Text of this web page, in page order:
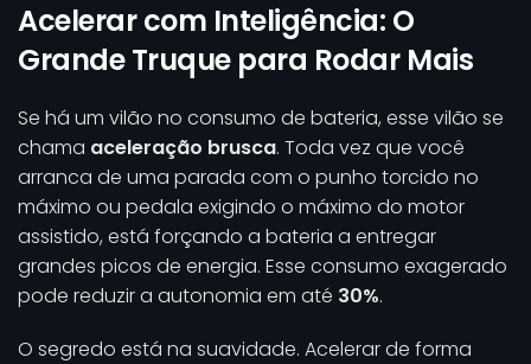
Acelerar com Inteligência: O
Grande Truque para Rodar Mais
Se há um vilão no consumo de bateria, esse vilão se
chama aceleração brusca. Toda vez que você
arranca de uma parada com o punho torcido no
máximo ou pedala exigindo o máximo do motor
assistido, está forçando a bateria a entregar
grandes picos de energia. Esse consumo exagerado
pode reduzir a autonomia em até 30%.
O segredo está na suavidade. Acelerar de forma